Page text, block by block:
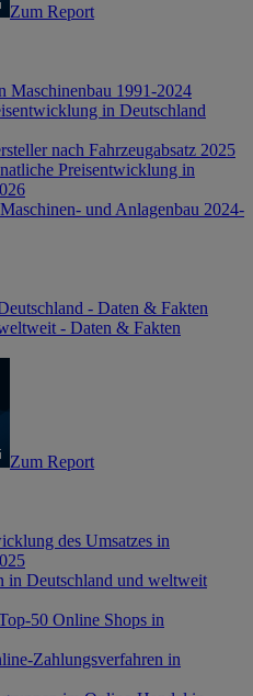
Zum Report
Maschinenbau 1991-2024
in Deutschland
nach Fahrzeugabsatz 2025
Preisentwicklung in
und Anlagenbau 2024-
- Daten & Fakten
- Daten & Fakten
Zum Report
des Umsatzes in
in Deutschland und weltweit
50 Online Shops in
Zahlungsverfahren in